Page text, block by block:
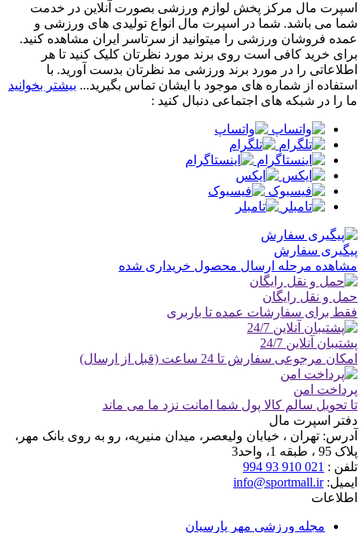
اسپرت مال مرکز پخش لوازم ورزشی بصورت آنلاین در خدمت
شما می باشد. شما در اسپرت مال انواع تولیدی های ورزشی و
عمده فروشان ورزشی را میتوانید از سرتاسر ایران مشاهده کنید.
برای خرید کافی است روی برند مورد نظرتان کلیک کنید تا هر
اطلاعاتی را در مورد برند ورزشی مد نظرتان بدست آورید. با
استفاده از شماره های موجود با ایشان تماس بگیرید... بیشتر بخوانید
ما را در شبکه های اجتماعی دنبال کنید :
پیگیری سفارش
مشاهده مرحله ارسال محصول خریداری شده
حمل و نقل رایگان
فقط برای سفارشات عمده تا باربری
پشتیبان آنلاین 24/7
امکان مرجوعی سفارش تا 24 ساعت (قبل از ارسال)
پرداخت امن
تا تحویل سالم کالا پول شما امانت نزد ما می ماند
دفتر اسپرت مال
آدرس: تهران ، خیابان ولیعصر، میدان منیریه، رو به روی بانک مهر،
پلاک 95 ، طبقه 1، واحد3
تلفن : 021 910 93 994
ایمیل:info@sportmall.ir
اطلاعات
مجله ورزشی مهر پارسیان